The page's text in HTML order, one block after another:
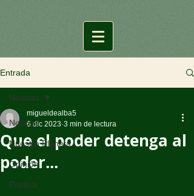
Entrada
Noticias
Nuestro Planeta
Opinión
Política
Noticias
Que el poder detenga al
poder...
migueldealba5
6 dic 2023 3 min de lectura